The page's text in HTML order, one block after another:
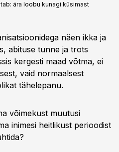
ära loobu kunagi küsimast
näen ikka ja
abituse tunne ja trots
kergesti maad võtma, ei
vaid normaalsest
tähelepanu.
võimekust muutusi
inimesi heitlikust perioodist